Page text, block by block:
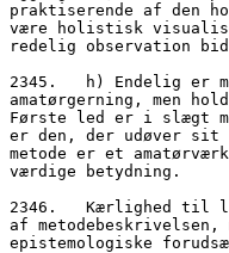
praktiserende af den
være holistisk
redelig observation
2345.   h) Endelig er
amatørgerning, men
Første led er i slægt
er den, der udøver sit
metode er et
værdige betydning.
2346.   Kærlighed til
af metodebeskrivelsen,
epistemologiske